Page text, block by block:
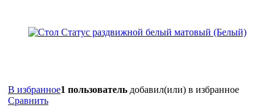
В избранное1 пользователь добавил(или) в избранное
Сравнить